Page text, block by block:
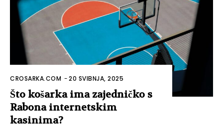
CROSARKA.COM -20 SVIBNJA, 2025
Što košarka ima zajedničko s
Rabona internetskim
kasinima?